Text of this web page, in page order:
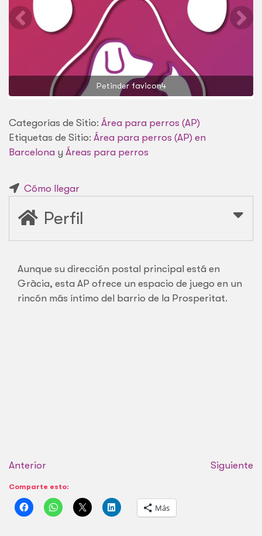
Petinder favicon4
Categorías de Sitio: Área para perros (AP)
Etiquetas de Sitio: Área para perros (AP) en
Barcelona y Áreas para perros
Cómo llegar
Perfil
Aunque su dirección postal principal está en
Gràcia, esta AP ofrece un espacio de juego en un
rincón más íntimo del barrio de la Prosperitat.
Anterior Siguiente
Comparte esto:
Más